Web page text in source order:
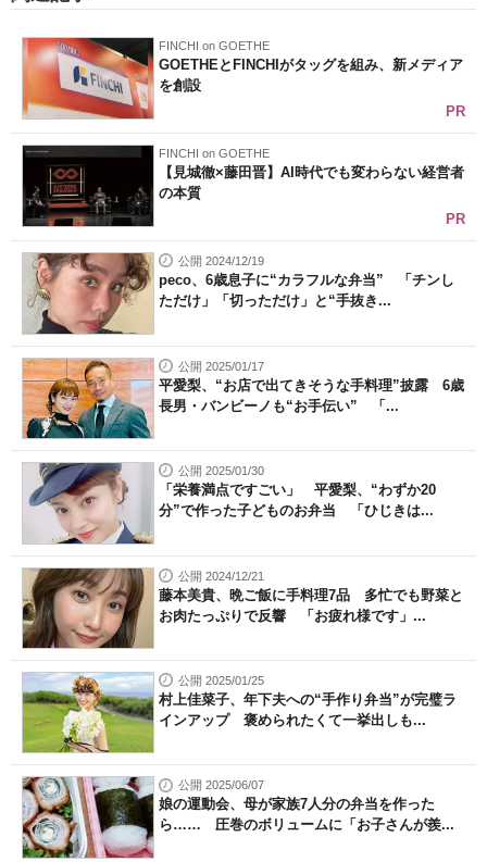
FINCHI on GOETHE
GOETHEとFINCHIがタッグを組み、新メディア
を創設
PR
FINCHI on GOETHE
【見城徹×藤田晋】AI時代でも変わらない経営者
の本質
PR
公開 2024/12/19
peco、6歳息子に“カラフルな弁当” 「チンし
ただけ」「切っただけ」と“手抜き...
公開 2025/01/17
平愛梨、“お店で出てきそうな手料理”披露 6歳
長男・バンビーノも“お手伝い” 「...
公開 2025/01/30
「栄養満点ですごい」 平愛梨、“わずか20
分”で作った子どものお弁当 「ひじきは...
公開 2024/12/21
藤本美貴、晩ご飯に手料理7品 多忙でも野菜と
お肉たっぷりで反響 「お疲れ様です」...
公開 2025/01/25
村上佳菜子、年下夫への“手作り弁当”が完璧ラ
インアップ 褒められたくて一挙出しも...
公開 2025/06/07
娘の運動会、母が家族7人分の弁当を作った
ら…… 圧巻のボリュームに「お子さんが羨...